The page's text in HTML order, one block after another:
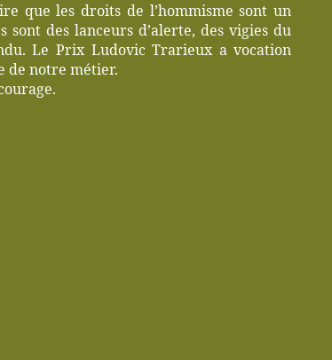
que les droits de l’hommisme sont un
des lanceurs d’alerte, des vigies du
Le Prix Ludovic Trarieux a vocation
de notre métier.